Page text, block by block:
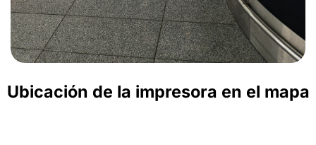
Ubicación de la impresora en el mapa